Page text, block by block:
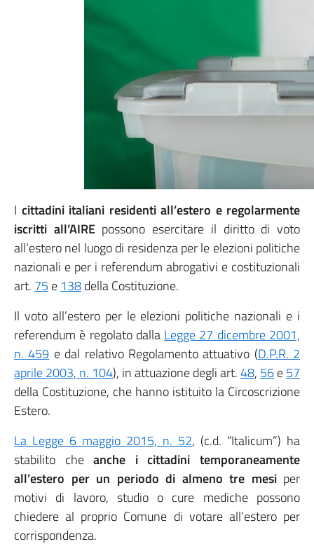
I cittadini italiani residenti all’estero e regolarmente
iscritti all’AIREpossono esercitare il diritto di voto
all’estero nel luogo di residenza per le elezioni politiche
nazionali e per i referendum abrogativi e costituzionali
art. 75 e 138della Costituzione.
Il voto all’estero per le elezioni politiche nazionali e i
referendum è regolato dalla Legge 27 dicembre 2001,
n. 459 e dal relativo Regolamento attuativo (D.P.R. 2
aprile 2003, n. 104), in attuazione degli art.48, 56e57
della Costituzione, che hanno istituito la Circoscrizione
Estero.
La Legge 6 maggio 2015, n. 52, (c.d. “Italicum”) ha
stabilito cheanche i cittadini temporaneamente
all’estero per un periodo di almeno tre mesiper
motivi di lavoro, studio o cure mediche possono
chiedere al proprio Comune di votare all’estero per
corrispondenza.